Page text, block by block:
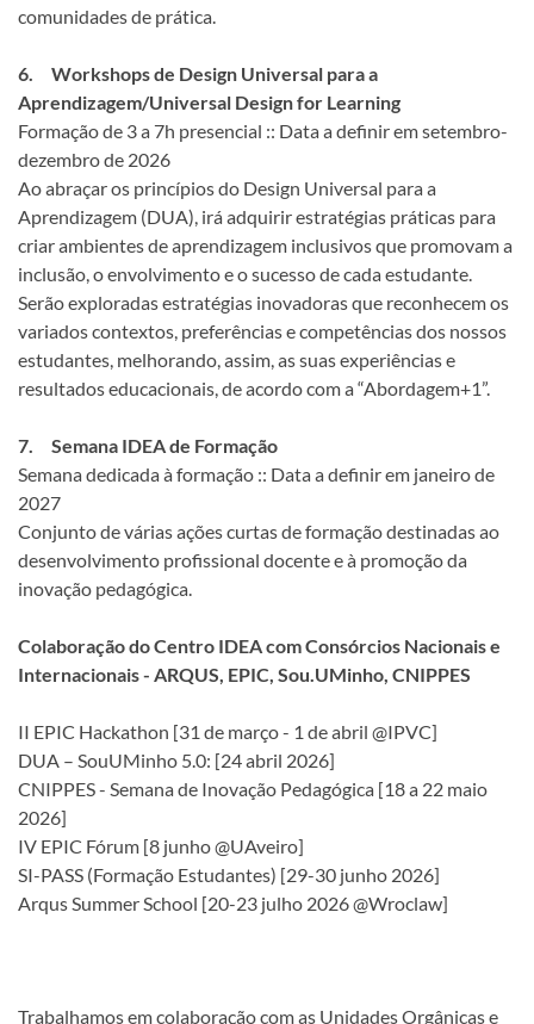
comunidades de prática.
6. Workshops de Design Universal para a
Aprendizagem/Universal Design for Learning
Formação de 3 a 7h presencial :: Data a definir em setembro-
dezembro de 2026
Ao abraçar os princípios do Design Universal para a
Aprendizagem (DUA), irá adquirir estratégias práticas para
criar ambientes de aprendizagem inclusivos que promovam a
inclusão, o envolvimento e o sucesso de cada estudante.
Serão exploradas estratégias inovadoras que reconhecem os
variados contextos, preferências e competências dos nossos
estudantes, melhorando, assim, as suas experiências e
resultados educacionais, de acordo com a “Abordagem+1”.
7. Semana IDEA de Formação
Semana dedicada à formação :: Data a definir em janeiro de
2027
Conjunto de várias ações curtas de formação destinadas ao
desenvolvimento profissional docente e à promoção da
inovação pedagógica.
Colaboração do Centro IDEA com Consórcios Nacionais e
Internacionais - ARQUS, EPIC, Sou.UMinho, CNIPPES
II EPIC Hackathon [31 de março - 1 de abril @IPVC]
DUA – SouUMinho 5.0: [24 abril 2026]
CNIPPES - Semana de Inovação Pedagógica [18 a 22 maio
2026]
IV EPIC Fórum [8 junho @UAveiro]
SI-PASS (Formação Estudantes) [29-30 junho 2026]
Arqus Summer School [20-23 julho 2026 @Wroclaw]
Trabalhamos em colaboração com as Unidades Orgânicas e